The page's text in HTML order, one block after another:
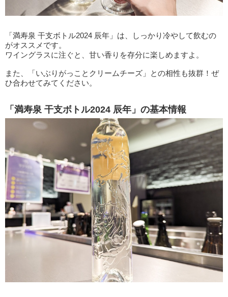
「満寿泉 干支ボトル2024 辰年」は、しっかり冷やして飲むの
がオススメです。
ワイングラスに注ぐと、甘い香りを存分に楽しめますよ。
また、「いぶりがっことクリームチーズ」との相性も抜群！ぜ
ひ合わせてみてください。
「満寿泉 干支ボトル2024 辰年」の基本情報